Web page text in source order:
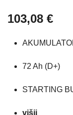
103,08 €
72 Ah (D+)
STARTING
višji